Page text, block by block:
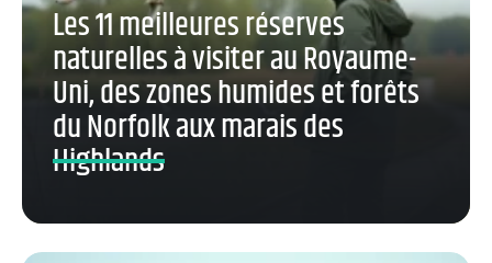
Les 11 meilleures réserves
naturelles à visiter au Royaume-
Uni, des zones humides et forêts
du Norfolk aux marais des
Highlands